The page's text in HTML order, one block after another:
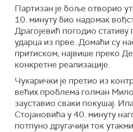
Партизан је боље отворио
10. минуту био надомак
Драгојевић погодио
ударца из прве. Домаћи су
притиском, највише преко
конкретне реализације.
Чукарички је претио из
већих проблема голман
зауставио сваки покушај.
Стојановића у 40. минуту
потпуно другачији ток